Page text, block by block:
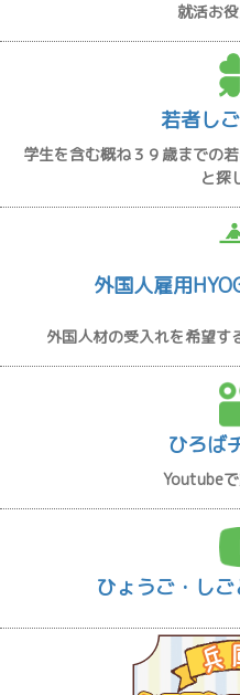
就活お
若者し
学生を含む概ね３９歳までの
と探
外国人雇用
外国人材の受入れを希望す
ひろば
Youtubeで
ひょうご・し